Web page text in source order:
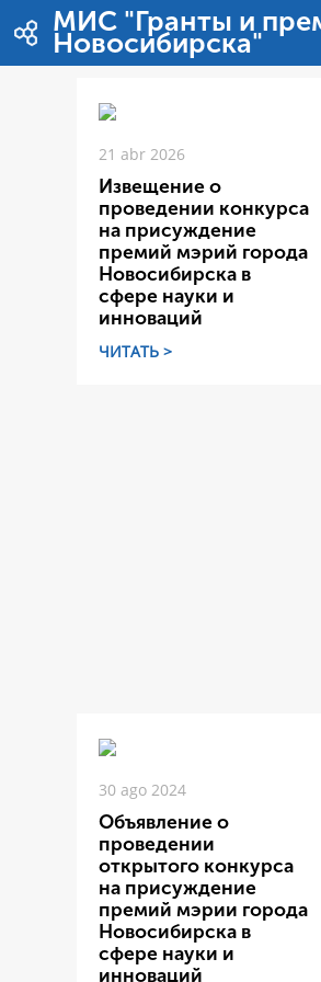
Saltar al contenido
МИС "Гранты и
Новосибирска"
21 abr 2026
Извещение о
проведении конкурса
на присуждение
премий мэрий города
Новосибирска в
сфере науки и
инноваций
ЧИТАТЬ >
30 ago 2024
Объявление о
проведении
открытого конкурса
на присуждение
премий мэрии города
Новосибирска в
сфере науки и
инноваций